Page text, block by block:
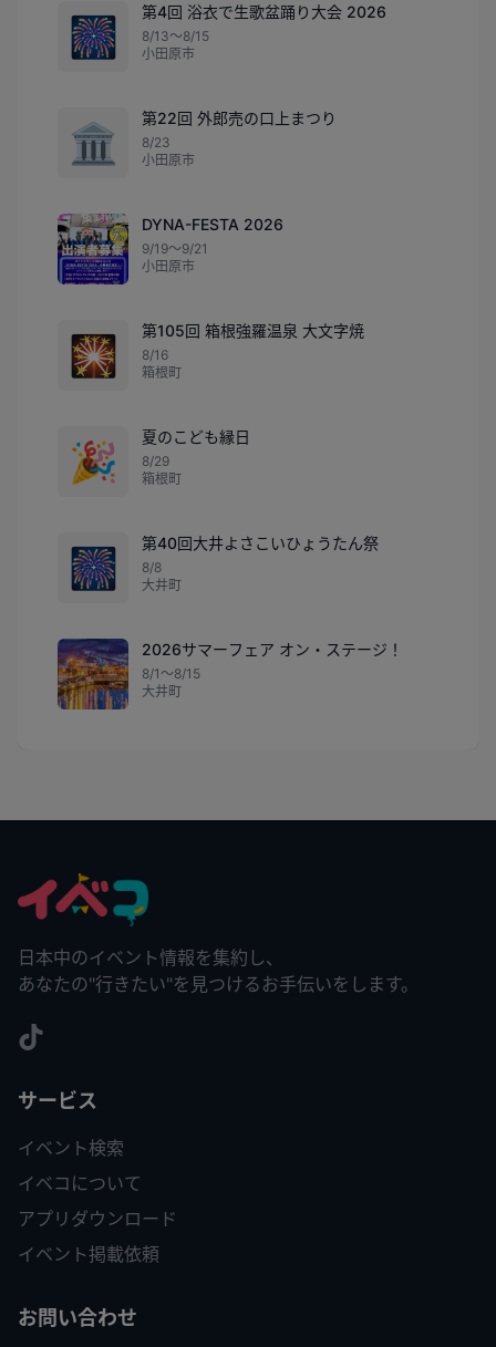
🎆
第4回 浴衣で生歌盆踊り大会 2026
8/13〜8/15
小田原市
🏛️
第22回 外郎売の口上まつり
8/23
小田原市
DYNA-FESTA 2026
9/19〜9/21
小田原市
🎇
第105回 箱根強羅温泉 大文字焼
8/16
箱根町
🎉
夏のこども縁日
8/29
箱根町
🎆
第40回大井よさこいひょうたん祭
8/8
大井町
2026サマーフェア オン・ステージ！
8/1〜8/15
大井町
日本中のイベント情報を集約し、
あなたの"行きたい"を見つけるお手伝いをします。
サービス
イベント検索
イベコについて
アプリダウンロード
イベント掲載依頼
お問い合わせ